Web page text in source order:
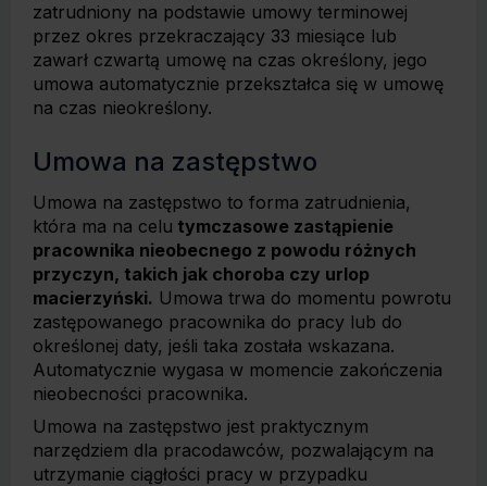
zatrudniony na podstawie umowy terminowej
przez okres przekraczający 33 miesiące lub
zawarł czwartą umowę na czas określony, jego
umowa automatycznie przekształca się w umowę
na czas nieokreślony.
Umowa na zastępstwo
Umowa na zastępstwo to forma zatrudnienia,
która ma na celu tymczasowe zastąpienie
pracownika nieobecnego z powodu różnych
przyczyn, takich jak choroba czy urlop
macierzyński. Umowa trwa do momentu powrotu
zastępowanego pracownika do pracy lub do
określonej daty, jeśli taka została wskazana.
Automatycznie wygasa w momencie zakończenia
nieobecności pracownika.
Umowa na zastępstwo jest praktycznym
narzędziem dla pracodawców, pozwalającym na
utrzymanie ciągłości pracy w przypadku